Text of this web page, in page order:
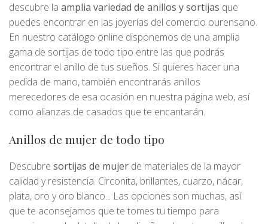
descubre la amplia variedad de anillos y sortijas que
puedes encontrar en las joyerías del comercio ourensano.
En nuestro catálogo online disponemos de una amplia
gama de sortijas de todo tipo entre las que podrás
encontrar el anillo de tus sueños. Si quieres hacer una
pedida de mano, también encontrarás anillos
merecedores de esa ocasión en nuestra página web, así
como alianzas de casados que te encantarán.
Anillos de mujer de todo tipo
Descubre sortijas de mujer de materiales de la mayor
calidad y resistencia. Circonita, brillantes, cuarzo, nácar,
plata, oro y oro blanco... Las opciones son muchas, así
que te aconsejamos que te tomes tu tiempo para